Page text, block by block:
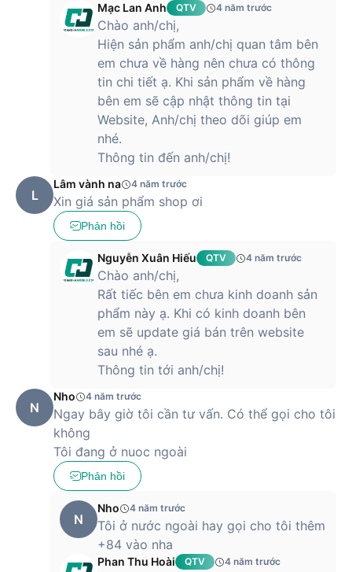
Chiếc Huawei Watch Fit chính hãng đạt được chứng nhận
chuẩn chống nước 5ATM. Đồng hồ thông minh có thể chịu
được khi ngâm nước ở độ sâu 50 mét. Bạn hoàn toàn có thể
yên tâm đeo chiếc Huawei Watch Fit và tham gia các hoạt
động bơi lội mà không cần lo ngại sẽ ảnh hưởng đến hoạt
động của thiết bị.
Sản phẩm đang được bán trên hệ thống của Hoàng Hà
Mobile với mức giá ưu đãi và chế độ bảo hành chính hãng 12
tháng. Tham khảo thêm thông tin và đặt mua sản phẩm tại
link: https://hoanghamobile.com/smartwatch/dong-ho-
thong-minh-huawei-watch-fit-chinh-hang
Mạc Lan Anh QTV 4 năm trước
Chào anh/chị,
Hiện sản phẩm anh/chị quan tâm bên
em chưa về hàng nên chưa có thông
tin chi tiết ạ. Khi sản phẩm về hàng
bên em sẽ cập nhật thông tin tại
Website, Anh/chị theo dõi giúp em
nhé.
Thông tin đến anh/chị!
L
Lâm vành na 4 năm trước
Xin giá sản phẩm shop ơi
Phản hồi
Nguyễn Xuân Hiếu QTV 4 năm trước
Chào anh/chị,
Rất tiếc bên em chưa kinh doanh sản
phẩm này ạ. Khi có kinh doanh bên
em sẽ update giá bán trên website
sau nhé ạ.
Thông tin tới anh/chị!
N
Nho 4 năm trước
Ngay bây giờ tôi cần tư vấn. Có thể gọi cho tôi
không
Tôi đang ở nuoc ngoài
Phản hồi
N
Nho 4 năm trước
Tôi ở nước ngoài hay gọi cho tôi thêm
+84 vào nha
Phan Thu Hoài QTV 4 năm trước